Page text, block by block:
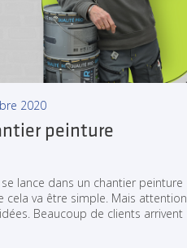
2020
peinture
se lance dans un chantier peinture
cela va être simple. Mais attention
Beaucoup de clients arrivent